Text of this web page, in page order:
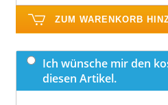
ZUM WARENKORB
Ich wünsche mir den
diesen Artikel.